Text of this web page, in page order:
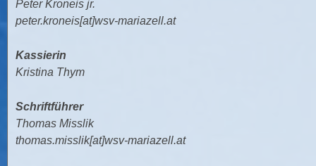
Peter Kroneis jr.
peter.kroneis[at]wsv-mariazell.at
Kassierin
Kristina Thym
Schriftführer
Thomas Misslik
thomas.misslik[at]wsv-mariazell.at